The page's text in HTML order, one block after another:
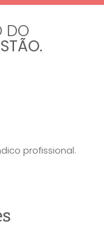
DO
profissional.